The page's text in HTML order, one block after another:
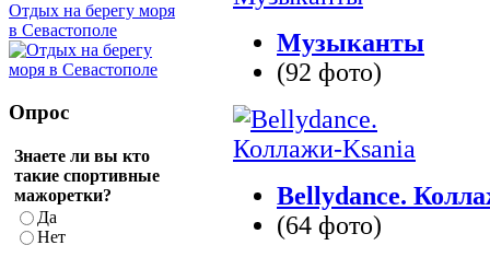
Музыканты
(92 фото)
Bellydance.
(64 фото)
Отдых на берегу моря
в Севастополе
Опрос
Знаете ли вы кто
такие спортивные
мажоретки?
Да
Нет